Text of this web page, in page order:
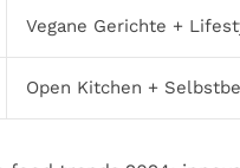
Vegane Gerichte +
Open Kitchen +